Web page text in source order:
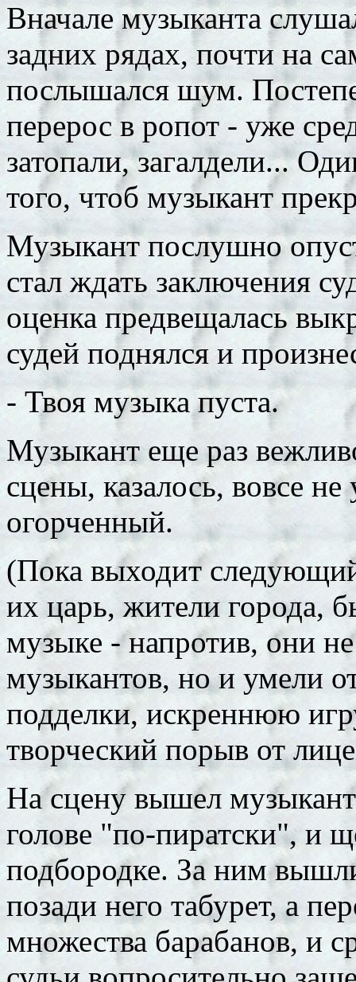
Вначале музыканта
задних рядах, почти на
послышался шум.
перерос в ропот - уже
затопали, загалдели...
того, чтоб музыкант
Музыкант послушно
стал ждать заключения
оценка предвещалась
судей поднялся и
- Твоя музыка пуста.
Музыкант еще раз
сцены, казалось, вовсе
огорченный.
(Пока выходит
их царь, жители города,
музыке - напротив, они
музыкантов, но и умели
подделки, искреннюю
творческий порыв от
На сцену вышел
голове "по-пиратски", и
подбородке. За ним
позади него табурет, а
множества барабанов, и